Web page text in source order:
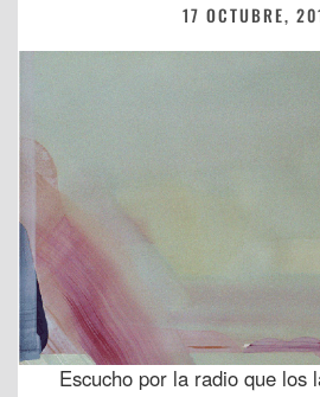
17 OCTUBRE,
Escucho por la radio que los